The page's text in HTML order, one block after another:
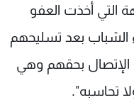
التي أخذت العفو
بعد تسليحهم
بحقهم وهي
تحاسبه".